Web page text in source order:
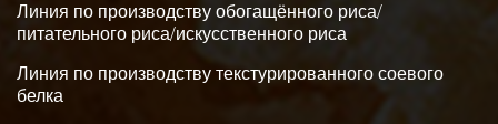
Линия по производству обогащённого риса/
питательного риса/искусственного риса
Линия по производству текстурированного соевого
белка